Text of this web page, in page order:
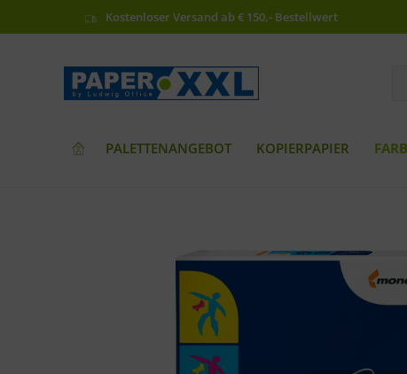
Kostenloser Versand ab € 150,- Bestellwert
PALETTENANGEBOT KOPIERPAPIER